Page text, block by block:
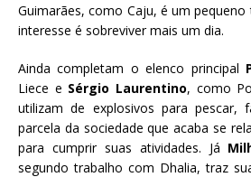
Guimarães, como Caju, é um
interesse é sobreviver mais um dia.
Ainda completam o elenco principal
Liece e Sérgio Laurentino, como
utilizam de explosivos para pescar,
parcela da sociedade que acaba se
para cumprir suas atividades. Já
segundo trabalho com Dhalia, traz